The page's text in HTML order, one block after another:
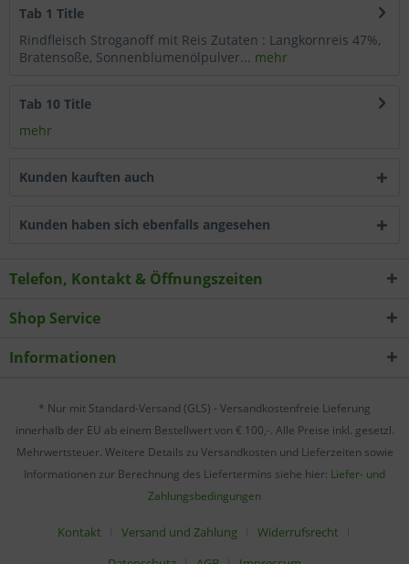
Tab 1 Title
Rindfleisch Stroganoff mit Reis Zutaten : Langkornreis 47%,
Bratensoße, Sonnenblumenölpulver... mehr
Tab 10 Title
mehr
Kunden kauften auch
Kunden haben sich ebenfalls angesehen
Telefon, Kontakt & Öffnungszeiten
Shop Service
Informationen
* Nur mit Standard-Versand (GLS) - Versandkostenfreie Lieferung
innerhalb der EU ab einem Bestellwert von € 100,-. Alle Preise inkl. gesetzl.
Mehrwertsteuer. Weitere Details zu Versandkosten und Lieferzeiten sowie
Informationen zur Berechnung des Liefertermins siehe hier: Liefer- und
Zahlungsbedingungen
Kontakt Versand und Zahlung
Widerrufsrecht